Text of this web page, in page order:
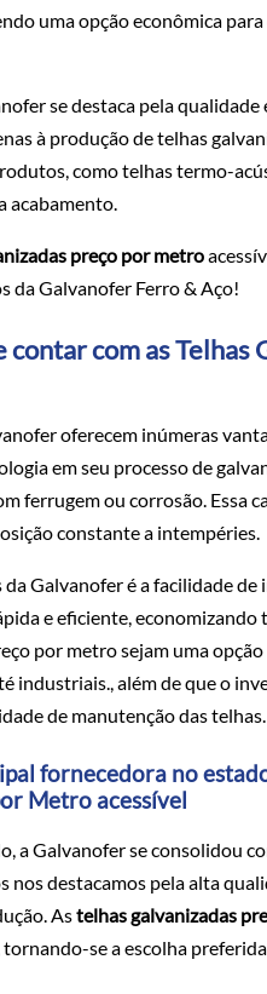
uma opção econômica
se destaca pela
à produção de telhas
como telhas termo-
acabamento.
preço por metro
da Galvanofer Ferro & Aço!
com as Telhas
oferecem inúmeras
em seu processo de
ferrugem ou corrosão. Essa
constante a intempéries.
Galvanofer é a facilidade de
e eficiente, economizando
por metro sejam uma
industriais., além de que o
de manutenção das telhas.
fornecedora no
Metro acessível
a Galvanofer se consolidou
nos destacamos pela alta
Astelhas galvanizadas
se a escolha